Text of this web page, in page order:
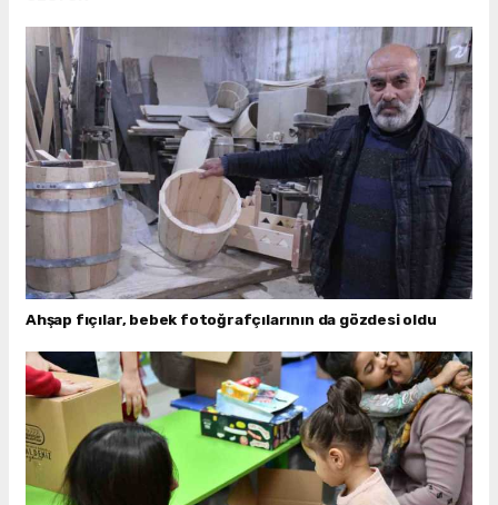
Ahşap fıçılar, bebek fotoğrafçılarının da gözdesi oldu